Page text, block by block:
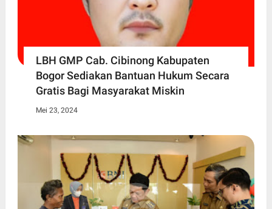
LBH GMP Cab. Cibinong Kabupaten
Bogor Sediakan Bantuan Hukum Secara
Gratis Bagi Masyarakat Miskin
Mei 23, 2024